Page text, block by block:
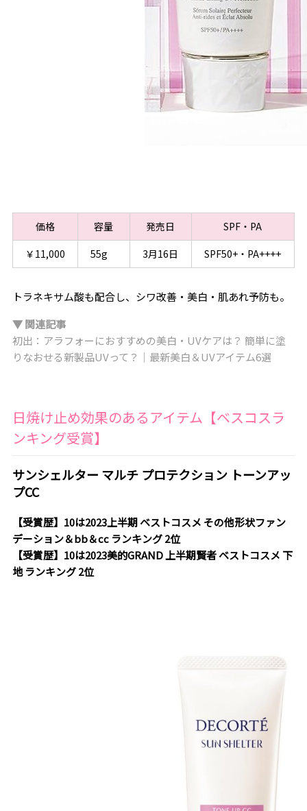
価格 容量 発売日
SPF・PA
￥11,000
55g 3月16日 SPF50+・PA++++
トラネキサム酸も配合し、シワ改善・美白・肌あれ予防も。
▼ 関連記事
初出：アラフォーにおすすめの美白・UVケアは？ 簡単に塗
りなおせる新製品UVって？｜最新美白＆UVアイテム6選
日焼け止め効果のあるアイテム【ベスコスラ
ンキング受賞】
サンシェルター マルチ プロテクション トーンアッ
プCC
【受賞歴】10は2023上半期 ベストコスメ その他形状ファン
デーション＆bb＆cc ランキング 2位
【受賞歴】10は2023美的GRAND 上半期賢者 ベストコスメ 下
地 ランキング 2位